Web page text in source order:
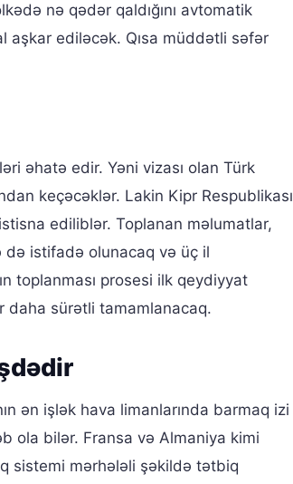
nə qədər qaldığını avtomatik
aşkar ediləcək. Qısa müddətli səfər
əhatə edir. Yəni vizası olan Türk
keçəcəklər. Lakin Kipr Respublikası
ediliblər. Toplanan məlumatlar,
də istifadə olunacaq və üç il
ın toplanması prosesi ilk qeydiyyat
daha sürətli tamamlanacaq.
ən işlək hava limanlarında barmaq izi
ola bilər. Fransa və Almaniya kimi
sistemi mərhələli şəkildə tətbiq